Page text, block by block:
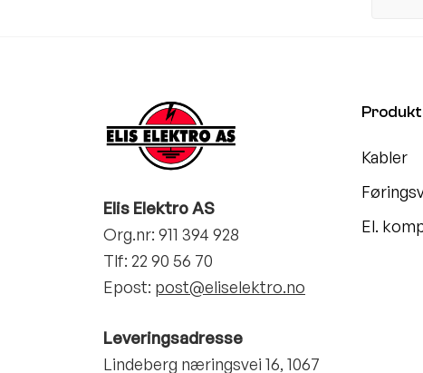
Elis Elektro AS
Org.nr: 911 394 928
Tlf: 22 90 56 70
Epost: post@eliselektro.no
Leveringsadresse
Lindeberg næringsvei 16, 1067
Kabler
El.